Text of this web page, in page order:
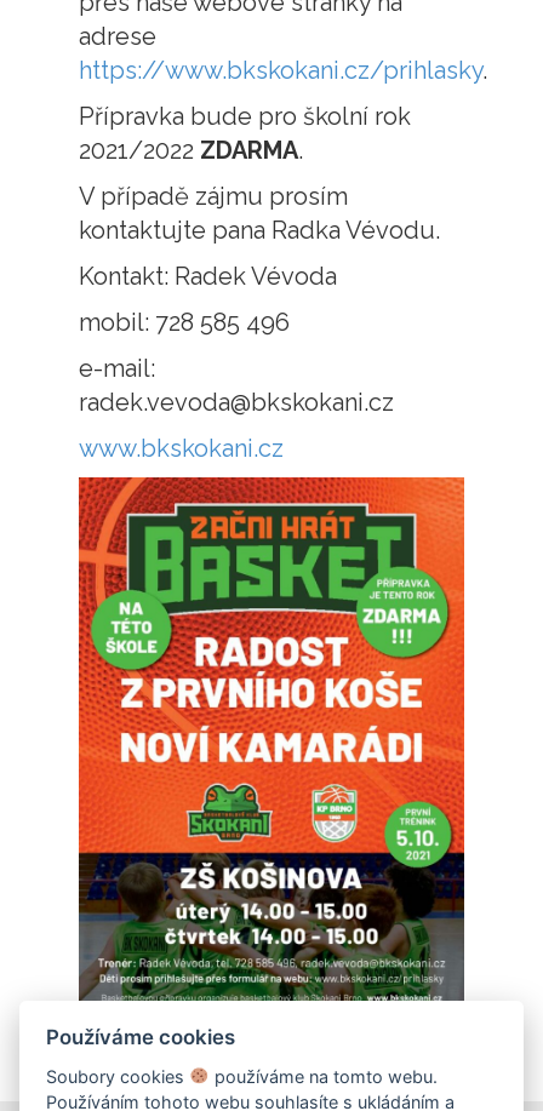
adrese
https://www.bkskokani.cz/prihlasky.
Přípravka bude pro školní rok
2021/2022 ZDARMA.
V případě zájmu prosím
kontaktujte pana Radka Vévodu.
Kontakt: Radek Vévoda
mobil: 728 585 496
e-mail:
radek.vevoda@bkskokani.cz
www.bkskokani.cz
Používáme cookies
Soubory cookies
používáme na tomto webu.
Používáním tohoto webu souhlasíte s ukládáním a